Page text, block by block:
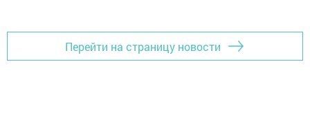
Перейти на страницу новости